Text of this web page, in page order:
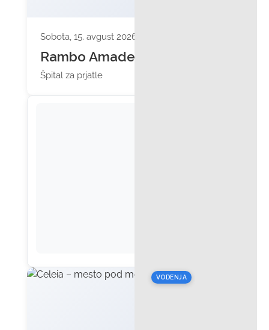
Sobota, 15. avgust 2026 ob 20:30
Rambo Amadeus
Špital za prjatle
VODENJA